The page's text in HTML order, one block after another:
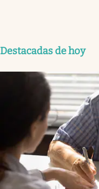
Destacadas de hoy